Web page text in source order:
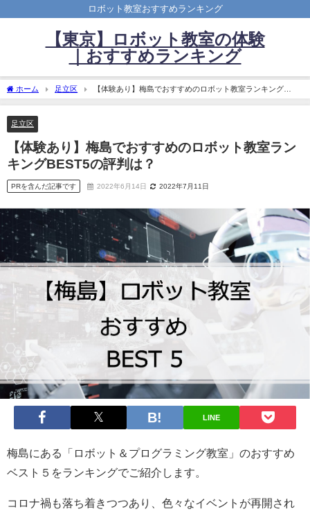
ロボット教室おすすめランキング
【東京】ロボット教室の体験
｜おすすめランキング
ホーム 足立区
【体験あり】梅島でおすすめのロボット教室ランキング
BEST5の評判は？
足立区
【体験あり】梅島でおすすめのロボット教室ラン
キングBEST5の評判は？
PRを含んだ記事です 2022年6月14日 2022年7月11日
LINE
梅島にある「ロボット＆プログラミング教室」のおすすめ
ベスト５をランキングでご紹介します。
コロナ禍も落ち着きつつあり、色々なイベントが再開され